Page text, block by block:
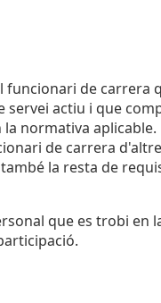
funcionari de carrera
actiu i que
la normativa aplicable.
de carrera
la resta de
que es trobi en